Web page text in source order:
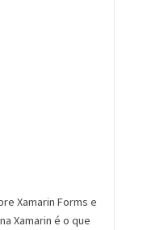
Xamarin Forms e
Xamarin é o que